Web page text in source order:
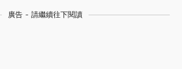
廣告 - 請繼續往下閱讀